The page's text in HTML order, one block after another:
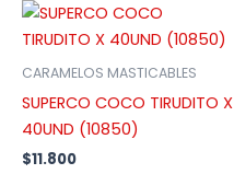
CARAMELOS MASTICABLES
SUPERCO COCO TIRUDITO X
40UND (10850)
$11.800